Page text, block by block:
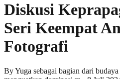
Diskusi
Seri Keempat
Fotografi
ByYuga sebagai bagian dari